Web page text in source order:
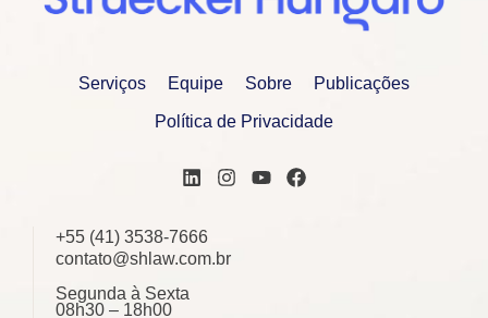
Serviços Equipe Sobre Publicações
Política de Privacidade
+55 (41) 3538-7666
contato@shlaw.com.br
Segunda à Sexta
08h30 – 18h00